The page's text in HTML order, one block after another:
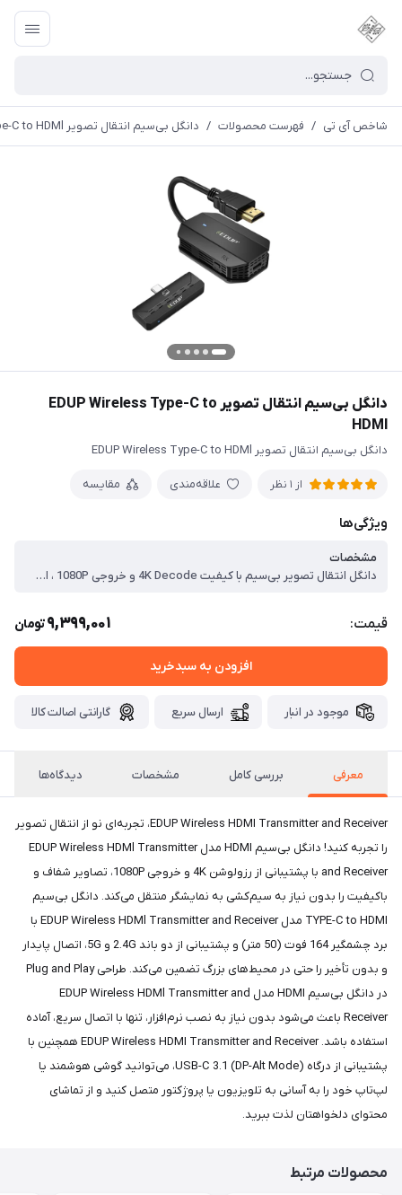
شاخص آی تی / فهرست محصولات / دانگل بی‌سیم انتقال تصویر EDUP Wireless Type-C to HDMl
دانگل بی‌سیم انتقال تصویر EDUP Wireless Type-C to
HDMl
دانگل بی‌سیم انتقال تصویر EDUP Wireless Type-C to HDMl
از 1 نظر علاقه‌مندی مقایسه
ویژگی‌ها
مشخصات
دانگل انتقال تصویر بی‌سیم با کیفیت 4K Decode و خروجی 1080P ، افزایش برد تا 50 متر (164 فوت) با تاخیر کم ، دارای دو باند فرکانسی 2.4G و 5G ، پشتیبانی از درگاه Type-C (USB-C 3.1)
قیمت: 9,399,001تومان
افزودن به سبدخرید
موجود در انبار ارسال سریع گارانتی اصالت کالا
معرفی بررسی کامل مشخصات دیدگاه‌ها
EDUP Wireless HDMI Transmitter and Receiver، تجربه‌ای نو از انتقال تصویر
را تجربه کنید! دانگل بی‌سیم HDMI مدل EDUP Wireless HDMl Transmitter
and Receiver با پشتیبانی از رزولوشن 4K و خروجی 1080P، تصاویر شفاف و
باکیفیت را بدون نیاز به سیم‌کشی به نمایشگر منتقل می‌کند. دانگل بی‌سیم
TYPE-C to HDMI مدل EDUP Wireless HDMl Transmitter and Receiver با
برد چشمگیر 164 فوت (50 متر) و پشتیبانی از دو باند 2.4G و 5G، اتصال پایدار
و بدون تأخیر را حتی در محیط‌های بزرگ تضمین می‌کند. طراحی Plug and Play
در دانگل بی‌سیم HDMI مدل EDUP Wireless HDMl Transmitter and
Receiver باعث می‌شود بدون نیاز به نصب نرم‌افزار، تنها با اتصال سریع، آماده
استفاده باشد. EDUP Wireless HDMI Transmitter and Receiver همچنین با
پشتیبانی از درگاه USB-C 3.1 (DP-Alt Mode)، می‌توانید گوشی هوشمند یا
لپ‌تاپ خود را به آسانی به تلویزیون یا پروژکتور متصل کنید و از تماشای
محتوای دلخواهتان لذت ببرید.
محصولات مرتبط